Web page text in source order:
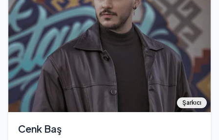
düşkünlüğü ve okuduğu bölüm nedeniyle YouTube
kanalını açmaya karar vermiştir. Kanalında eğlenceli ve
komik videolar paylaşarak geniş bir hayran kitlesi
edinmiştir. Dila'nın YouTube kanalı, Challenge, eğlence,
oyun, slime ve slime challenge gibi içeriklerle doludur. Dila
Kent, 29 yaşında olup, 6 Ekim 1994 doğumlu ve Terazi
burcudur. Boyu 1.60 cm, kilosu ise 46'dır. Göz ve saç rengi
kahverengidir. Dila, İngilizce bilmektedir ve video montajı
için Adobe Premiere programını kullanmaktadır. En
sevdiği oyuncakları arasında ailesinin ona ilk aldığı Barbie
bebek bulunmaktadır. Dila'nın sosyal medya hesapları
oldukça aktiftir; Instagram'da 169 bin, Twitter'da 1102
takipçisi bulunmaktadır. YouTube kanalında ise 4.3 milyon
Şarkıcı
Cenk Baş